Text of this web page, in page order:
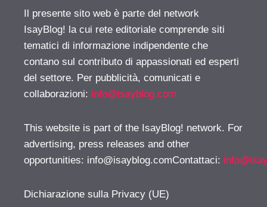
Il presente sito web è parte del network
IsayBlog! la cui rete editoriale comprende siti
tematici di informazione indipendente che
contano sul contributo di appassionati ed esperti
del settore. Per pubblicità, comunicati e
collaborazioni: info@isayblog.com
This website is part of the IsayBlog! network. For
advertising, press releases and other
opportunities: info@isayblog.comContattaci:
Dichiarazione sulla Privacy (UE)